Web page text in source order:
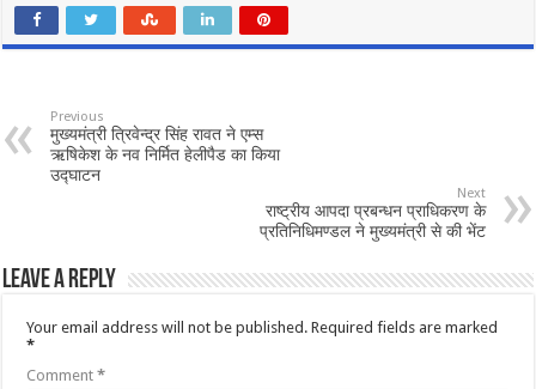
Previous
मुख्यमंत्री त्रिवेन्द्र सिंह रावत ने एम्स
ऋषिकेश के नव निर्मित हेलीपैड का किया
उद्घाटन
Next
राष्ट्रीय आपदा प्रबन्धन प्राधिकरण के
प्रतिनिधिमण्डल ने मुख्यमंत्री से की भेंट
Leave a Reply
Your email address will not be published. Required fields are marked
*
Comment*